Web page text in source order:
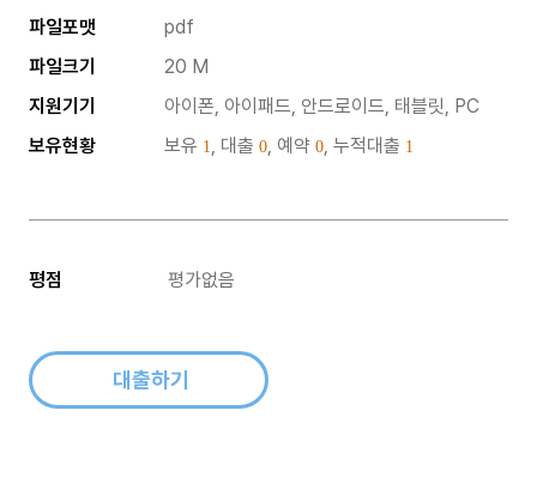
파일포맷
pdf
파일크기
20 M
지원기기
아이폰, 아이패드, 안드로이드, 태블릿, PC
보유현황
보유 1 , 대출 0 , 예약 0 , 누적대출 1
평점 평가없음
대출하기